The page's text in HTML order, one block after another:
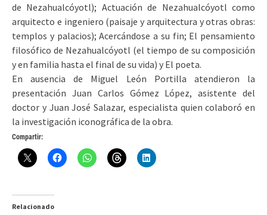
de Nezahualcóyotl); Actuación de Nezahualcóyotl como
arquitecto e ingeniero (paisaje y arquitectura y otras obras:
templos y palacios); Acercándose a su fin; El pensamiento
filosófico de Nezahualcóyotl (el tiempo de su composición
y en familia hasta el final de su vida) y El poeta.
En ausencia de Miguel León Portilla atendieron la
presentación Juan Carlos Gómez López, asistente del
doctor y Juan José Salazar, especialista quien colaboró en
la investigación iconográfica de la obra.
Compartir:
Relacionado